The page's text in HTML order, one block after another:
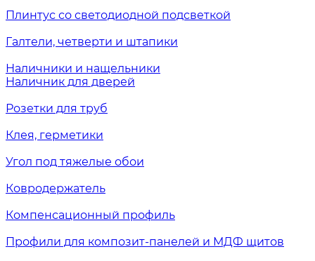
Плинтус со светодиодной подсветкой
Галтели, четверти и штапики
Наличники и нащельники
Наличник для дверей
Розетки для труб
Клея, герметики
Угол под тяжелые обои
Ковродержатель
Компенсационный профиль
Профили для композит-панелей и МДФ щитов